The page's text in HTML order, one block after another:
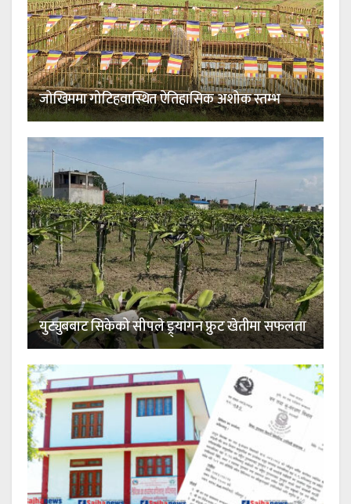
जोखिममा गोटिहवास्थित ऐतिहासिक अशोक स्तम्भ
युट्युबबाट सिकेको सीपले ड्र्यागन फ्रुट खेतीमा सफलता